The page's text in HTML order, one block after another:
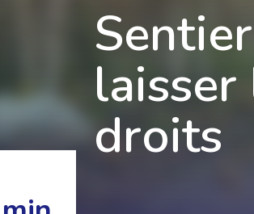
Que des solutions concrètes et inspirantes.
infolettre pour découvrir des initiatives
droits